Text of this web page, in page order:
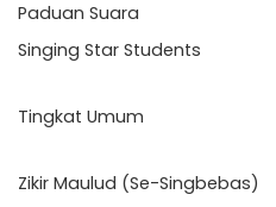
Paduan Suara
Singing Star Students
Tingkat Umum
Zikir Maulud (Se-Singbebas)